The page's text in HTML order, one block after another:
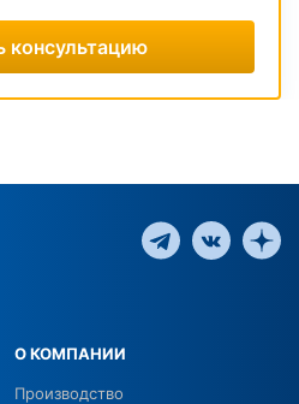
консультацию
О КОМПАНИИ
Производство